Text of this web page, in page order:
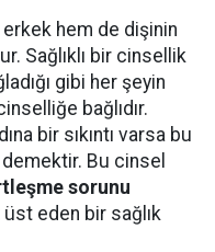
hem de dişinin
Sağlıklı bir cinsellik
gibi her şeyin
bağlıdır.
bir sıkıntı varsa bu
Bu cinsel
sorunu
eden bir sağlık